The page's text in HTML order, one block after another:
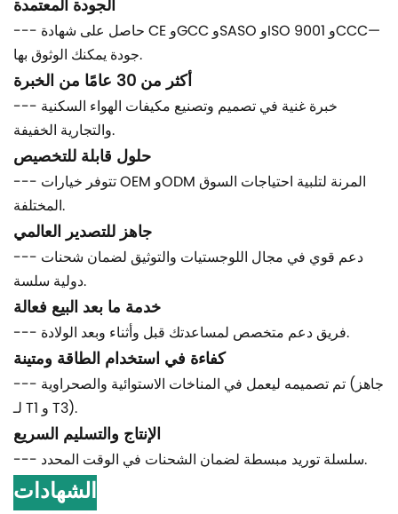
الجودة المعتمدة
--- حاصل على شهادة CE وGCC وSASO وISO 9001 وCCC—
جودة يمكنك الوثوق بها.
أكثر من 30 عامًا من الخبرة
--- خبرة غنية في تصميم وتصنيع مكيفات الهواء السكنية
والتجارية الخفيفة.
حلول قابلة للتخصيص
--- تتوفر خيارات OEM وODM المرنة لتلبية احتياجات السوق
المختلفة.
جاهز للتصدير العالمي
--- دعم قوي في مجال اللوجستيات والتوثيق لضمان شحنات
دولية سلسة.
خدمة ما بعد البيع فعالة
--- فريق دعم متخصص لمساعدتك قبل وأثناء وبعد الولادة.
كفاءة في استخدام الطاقة ومتينة
--- تم تصميمه ليعمل في المناخات الاستوائية والصحراوية (جاهز
لـ T1 و T3).
الإنتاج والتسليم السريع
--- سلسلة توريد مبسطة لضمان الشحنات في الوقت المحدد.
الشهادات